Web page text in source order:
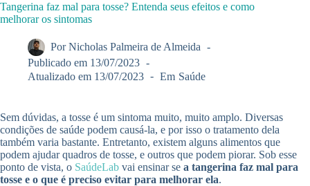
Tangerina faz mal para tosse? Entenda seus efeitos e como
melhorar os sintomas
Por Nicholas Palmeira de Almeida
Publicado em 13/07/2023
Atualizado em 13/07/2023 Em Saúde
Sem dúvidas, a tosse é um sintoma muito, muito amplo. Diversas
condições de saúde podem causá-la, e por isso o tratamento dela
também varia bastante. Entretanto, existem alguns alimentos que
podem ajudar quadros de tosse, e outros que podem piorar. Sob esse
ponto de vista, o SaúdeLab vai ensinar se a tangerina faz mal para
tosse e o que é preciso evitar para melhorar ela.